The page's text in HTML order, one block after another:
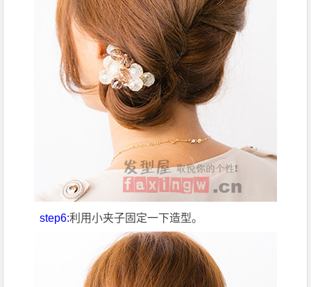
step6:利用小夹子固定一下造型。